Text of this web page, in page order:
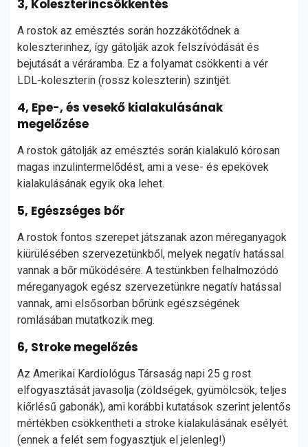
3, Koleszterincsökkentés
A rostok az emésztés során hozzákötődnek a
koleszterinhez, így gátolják azok felszívódását és
bejutását a véráramba. Ez a folyamat csökkenti a vér
LDL-koleszterin (rossz koleszterin) szintjét.
4, Epe-, és vesekő kialakulásának
megelőzése
A rostok gátolják az emésztés során kialakuló kórosan
magas inzulintermelődést, ami a vese- és epekövek
kialakulásának egyik oka lehet.
5, Egészséges bőr
A rostok fontos szerepet játszanak azon méreganyagok
kiürülésében szervezetünkből, melyek negatív hatással
vannak a bőr működésére. A testünkben felhalmozódó
méreganyagok egész szervezetünkre negatív hatással
vannak, ami elsősorban bőrünk egészségének
romlásában mutatkozik meg.
6, Stroke megelőzés
Az Amerikai Kardiológus Társaság napi 25 g rost
elfogyasztását javasolja (zöldségek, gyümölcsök, teljes
kiőrlésű gabonák), ami korábbi kutatások szerint jelentős
mértékben csökkentheti a stroke kialakulásának esélyét.
(ennek a felét sem fogyasztjuk el jelenleg!)